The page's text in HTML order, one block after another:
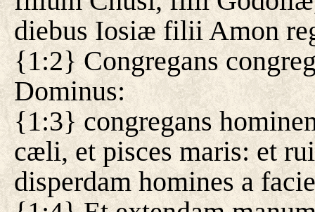
diebus Iosiæ filii Amon
{1:2} Congregans
Dominus:
{1:3} congregans
cæli, et pisces maris: et
disperdam homines a